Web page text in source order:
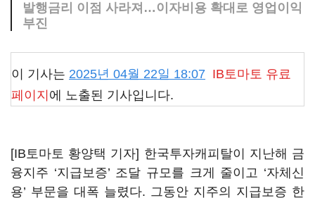
발행금리 이점 사라져…이자비용 확대로 영업이익
부진
이 기사는 2025년 04월 22일 18:07 IB토마토 유료
페이지 에 노출된 기사입니다.
[IB토마토 황양택 기자] 한국투자캐피탈이 지난해 금
융지주 ‘지급보증’ 조달 규모를 크게 줄이고 ‘자체신
용’ 부문을 대폭 늘렸다. 그동안 지주의 지급보증 한